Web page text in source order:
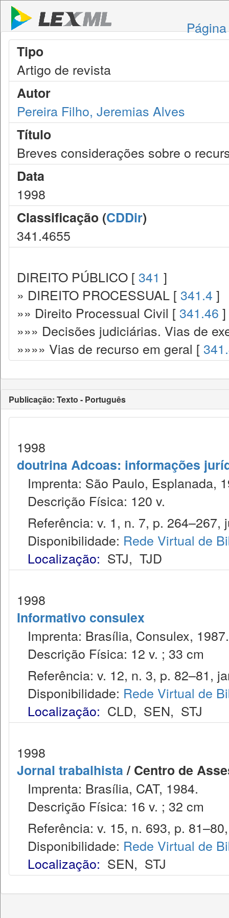
Tipo
Artigo de revista
Autor
Pereira Filho, Jeremias Alves
Título
Breves considerações sobre o
Data
1998
Classificação (CDDir)
341.4655
DIREITO PÚBLICO [ 341 ]
» DIREITO PROCESSUAL [ 341.4 ]
»» Direito Processual Civil [ 341.46 ]
»»» Decisões judiciárias. Vias de
»»»» Vias de recurso em geral [
Publicação: Texto - Português
1998
doutrina Adcoas: informações
Imprenta: São Paulo, Esplanada,
Descrição Física: 120 v.
Referência: v. 1, n. 7, p. 264–267,
Disponibilidade: Rede Virtual de
Localização: STJ, TJD
1998
Informativo consulex
Imprenta: Brasília, Consulex, 1987.
Descrição Física: 12 v. ; 33 cm
Referência: v. 12, n. 3, p. 82–81,
Disponibilidade: Rede Virtual de
Localização: CLD, SEN, STJ
1998
Jornal trabalhista/ Centro de
Imprenta: Brasília, CAT, 1984.
Descrição Física: 16 v. ; 32 cm
Referência: v. 15, n. 693, p.
Disponibilidade: Rede Virtual de
Localização: SEN, STJ